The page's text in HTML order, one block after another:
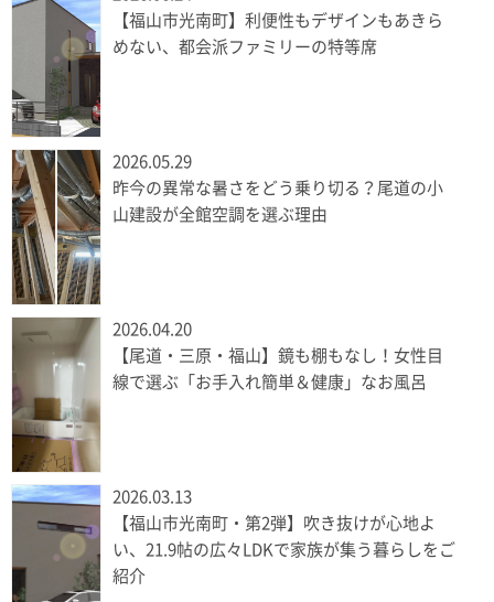
【福山市光南町】利便性もデザインもあきら
めない、都会派ファミリーの特等席
2026.05.29
昨今の異常な暑さをどう乗り切る？尾道の小
山建設が全館空調を選ぶ理由
2026.04.20
【尾道・三原・福山】鏡も棚もなし！女性目
線で選ぶ「お手入れ簡単＆健康」なお風呂
2026.03.13
【福山市光南町・第2弾】吹き抜けが心地よ
い、21.9帖の広々LDKで家族が集う暮らしをご
紹介